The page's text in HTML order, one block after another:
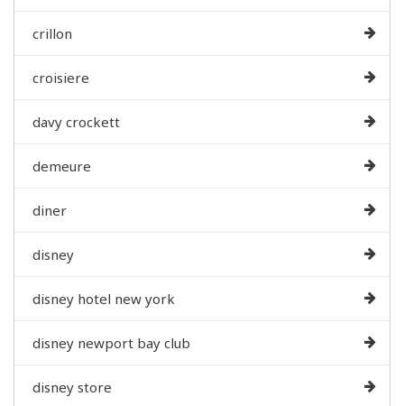
crillon
croisiere
davy crockett
demeure
diner
disney
disney hotel new york
disney newport bay club
disney store